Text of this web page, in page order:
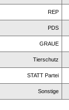
REP
PDS
GRAUE
Tierschutz
STATT Partei
Sonstige